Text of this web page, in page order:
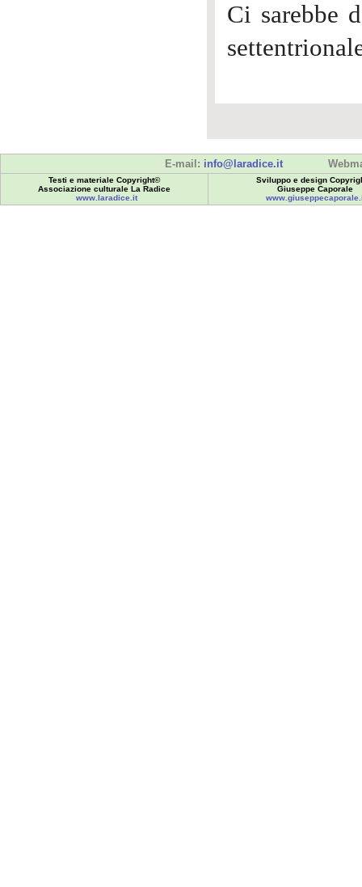
Ci sarebbe
E-mail: info@laradice.it
Testi e materiale Copyright©
Associazione culturale La Radice
www.laradice.it
Sviluppo e design
Giuseppe Caporale